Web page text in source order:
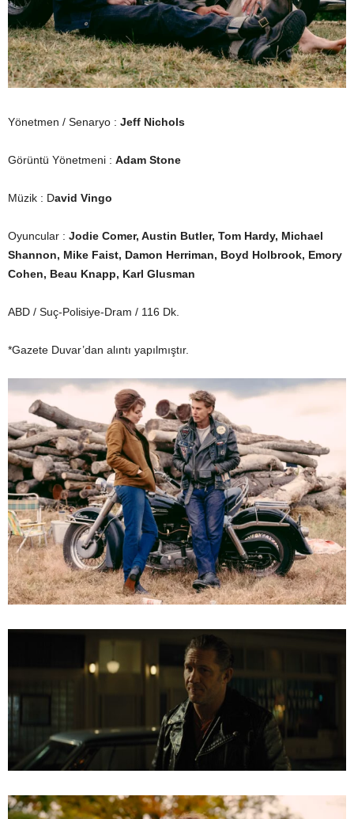
Yönetmen / Senaryo : Jeff Nichols
Görüntü Yönetmeni : Adam Stone
Müzik : David Vingo
Oyuncular : Jodie Comer, Austin Butler, Tom Hardy, Michael
Shannon, Mike Faist, Damon Herriman, Boyd Holbrook, Emory
Cohen, Beau Knapp, Karl Glusman
ABD / Suç-Polisiye-Dram / 116 Dk.
*Gazete Duvar’dan alıntı yapılmıştır.